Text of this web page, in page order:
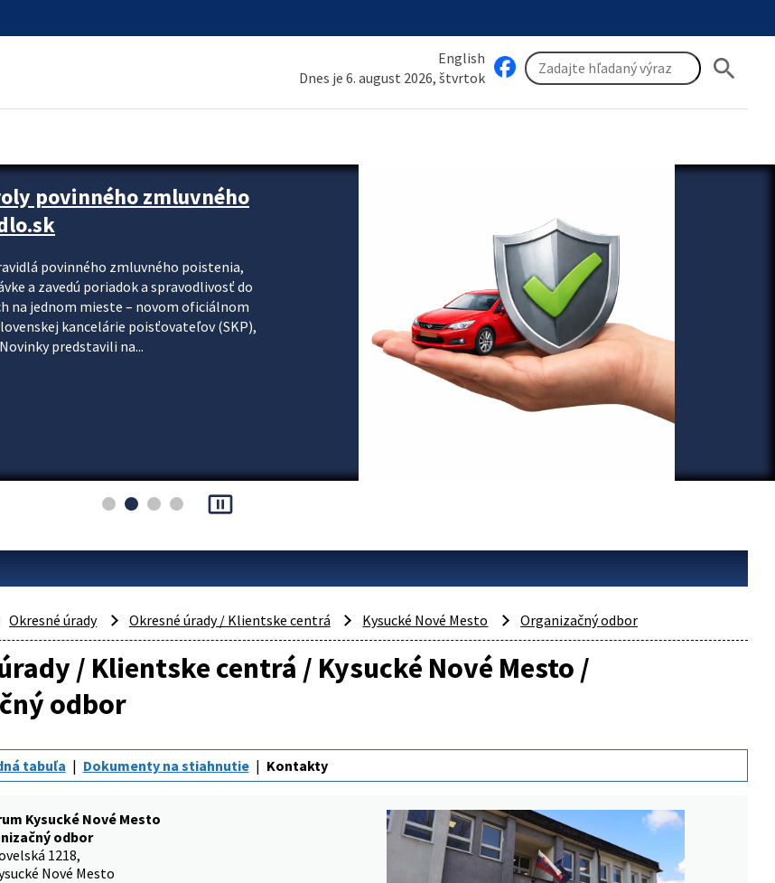
English
Dnes je 6. august 2026, štvrtok
search
povinného zmluvného
povinného zmluvného poistenia,
a zavedú poriadok a spravodlivosť do
na jednom mieste – novom oficiálnom
kancelárie poisťovateľov (SKP),
predstavili na...
pause_presentation
Okresné úrady Okresné úrady / Klientske centrá Kysucké Nové Mesto Organizačný odbor
/ Klientske centrá / Kysucké Nové Mesto /
odbor
tabuľa Dokumenty na stiahnutie Kontakty
Kysucké Nové Mesto
odbor
1218,
Nové Mesto